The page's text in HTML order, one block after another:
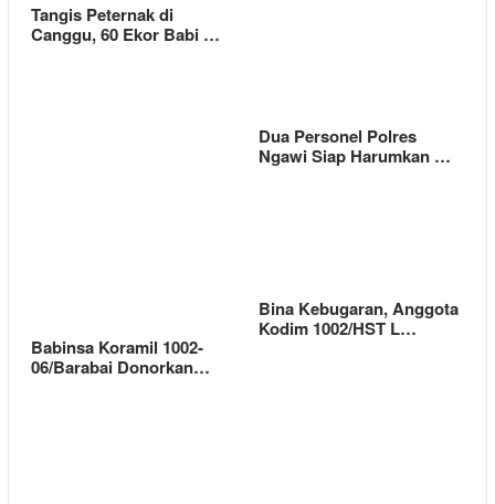
Tangis Peternak di
Canggu, 60 Ekor Babi …
Dua Personel Polres
Ngawi Siap Harumkan …
Babinsa Koramil 1002-
06/Barabai Donorkan…
Bina Kebugaran, Anggota
Kodim 1002/HST L…